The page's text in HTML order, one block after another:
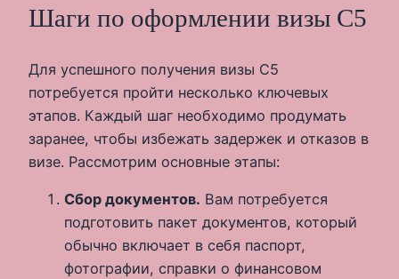
Шаги по оформлении визы С5
Для успешного получения визы С5
потребуется пройти несколько ключевых
этапов. Каждый шаг необходимо продумать
заранее, чтобы избежать задержек и отказов в
визе. Рассмотрим основные этапы:
Сбор документов. Вам потребуется
подготовить пакет документов, который
обычно включает в себя паспорт,
фотографии, справки о финансовом